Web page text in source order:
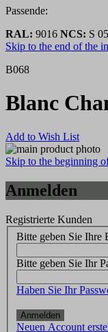
Passende:
RAL: 9016 NCS: S
Skip to the end of the
B068
Blanc
Add to Wish List
Skip to the beginning
Anmelden
Registrierte Kunden
Bitte geben Sie Ihre
Bitte geben Sie Ihr
Haben Sie Ihr
Anmelden
Neuen Account